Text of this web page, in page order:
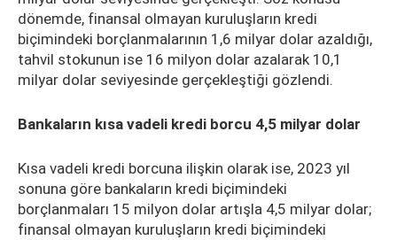
dönemde, finansal olmayan kuruluşların kredi
biçimindeki borçlanmalarının 1,6 milyar dolar azaldığı,
tahvil stokunun ise 16 milyon dolar azalarak 10,1
milyar dolar seviyesinde gerçekleştiği gözlendi.
Bankaların kısa vadeli kredi borcu 4,5 milyar dolar
Kısa vadeli kredi borcuna ilişkin olarak ise, 2023 yıl
sonuna göre bankaların kredi biçimindeki
borçlanmaları 15 milyon dolar artışla 4,5 milyar dolar;
finansal olmayan kuruluşların kredi biçimindeki